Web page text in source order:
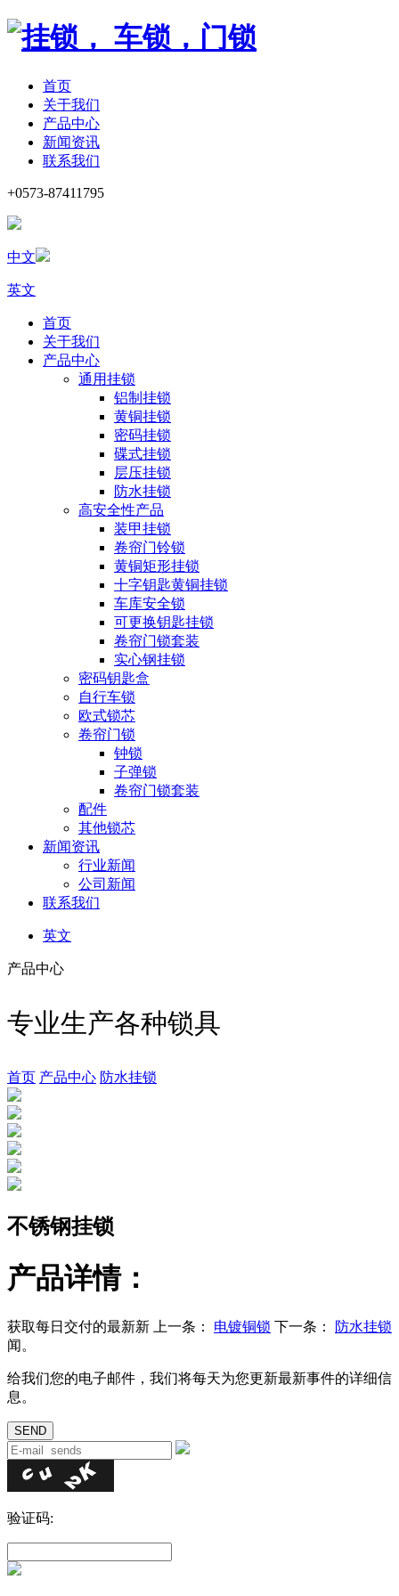
首页
关于我们
产品中心
新闻资讯
联系我们
+0573-87411795
中文
英文
首页
关于我们
产品中心
通用挂锁
铝制挂锁
黄铜挂锁
密码挂锁
碟式挂锁
层压挂锁
防水挂锁
高安全性产品
装甲挂锁
卷帘门铃锁
黄铜矩形挂锁
十字钥匙黄铜挂锁
车库安全锁
可更换钥匙挂锁
卷帘门锁套装
实心钢挂锁
密码钥匙盒
自行车锁
欧式锁芯
卷帘门锁
钟锁
子弹锁
卷帘门锁套装
配件
其他锁芯
新闻资讯
行业新闻
公司新闻
联系我们
英文
产品中心
专业生产各种锁具
首页 产品中心 防水挂锁
不锈钢挂锁
产品详情：
上一条： 电镀铜锁 下一条： 防水挂锁
获取每日交付的最新新
闻。
给我们您的电子邮件，我们将每天为您更新最新事件的详细信
息。
验证码: